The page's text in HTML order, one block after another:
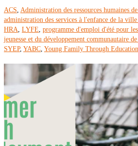
ACS, Administration des ressources humaines
administration des services à l'enfance de la
HRA, LYFE, programme d'emploi d'été pour
jeunesse et du développement communautaire
SYEP, YABC, Young Family Through Education